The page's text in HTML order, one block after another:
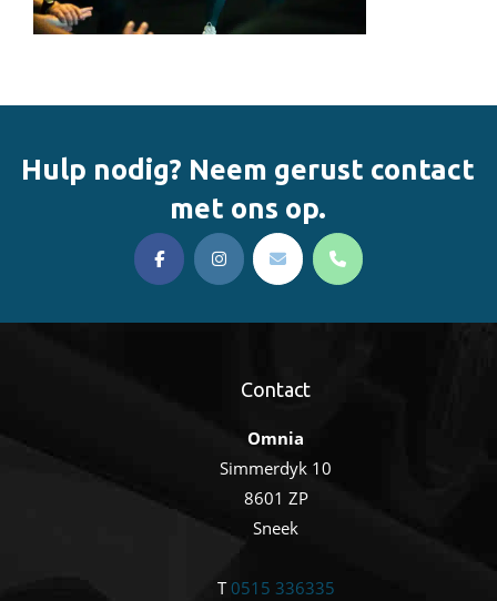
Hulp nodig? Neem gerust contact
met ons op.
Contact
Omnia
Simmerdyk 10
8601 ZP
Sneek
T0515 336335